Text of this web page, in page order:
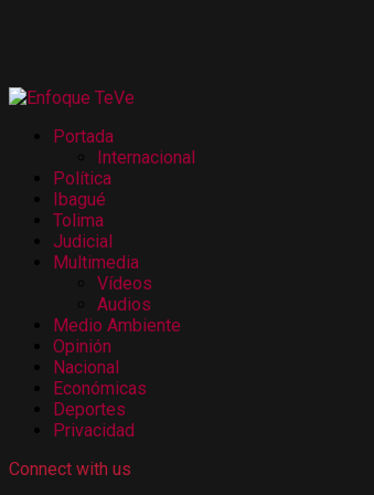
Portada
Internacional
Política
Ibagué
Tolima
Judicial
Multimedia
Vídeos
Audios
Medio Ambiente
Opinión
Nacional
Económicas
Deportes
Privacidad
Connect with us